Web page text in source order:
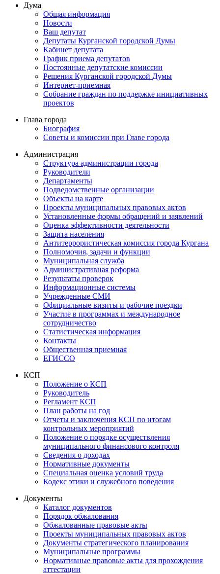
Дума
Общая информация
Новости
Ваш депутат
Депутаты Курганской городской Думы
Кабинет депутата
График приема депутатов
Постоянные депутатские комиссии
Решения Курганской городской Думы
Интернет-приемная
Собрание граждан по поддержке инициативных
проектов
Глава города
Биография
Советы и комиссии при Главе города
Администрация
Структура администрации города
Руководители
Департаменты
Подведомственные организации
Объекты на карте
Проекты муниципальных правовых актов
Установленные формы обращений и заявлений
Оценка эффективности деятельности
Защита населения
Антитеррористическая комиссия города Кургана
Полномочия, задачи и функции
Муниципальная служба
Административная реформа
Результаты проверок
Информационные системы
Учрежденные СМИ
Официальные визиты и рабочие поездки
Участие в программах и международное
сотрудничество
Статистическая информация
Контакты
Общественная приемная
ЕГИССО
КСП
Положение о КСП
Руководитель
Регламент КСП
План работы на год
Отчеты и заключения КСП по итогам
контрольных мероприятий
Положение о порядке осуществления
муниципального финансового контроля
Сведения о доходах
Нормативные документы
Специальная оценка условий труда
Кодекс этики и служебного поведения
Документы
Каталог документов
Порядок обжалования
Обжалованные правовые акты
Проекты муниципальных правовых актов
Документы стратегического планирования
Муниципальные программы
Нормативные правовые акты для прохождения
аттестации